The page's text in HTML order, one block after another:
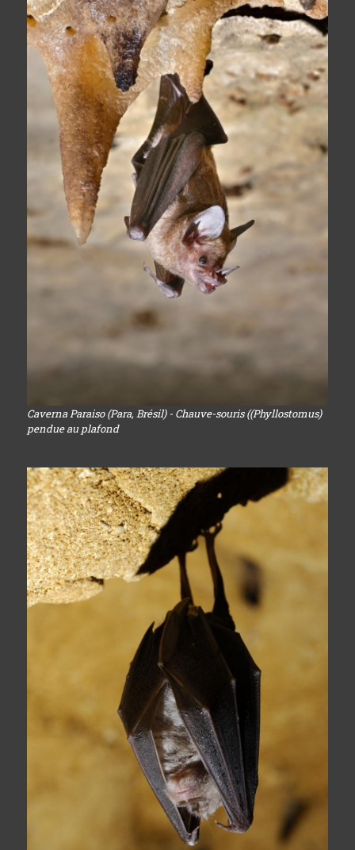
Caverna Paraiso (Para, Brésil) - Chauve-souris ((Phyllostomus)
pendue au plafond